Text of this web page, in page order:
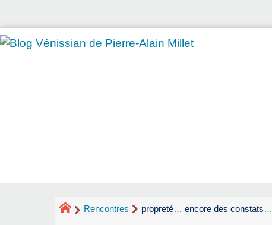
Rencontres propreté… encore des constats…